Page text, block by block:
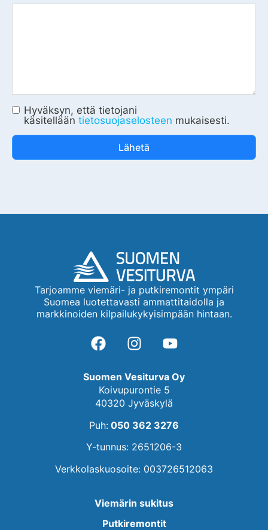
Hyväksyn, että tietojani
käsitellään tietosuojaselosteen mukaisesti.
Lähetä
Tarjoamme viemäri- ja putkiremontit ympäri
Suomea luotettavasti ammattitaidolla ja
markkinoiden kilpailukykyisimpään hintaan.
Suomen Vesiturva Oy
Koivupurontie 5
40320 Jyväskylä
Puh: 050 362 3276
Y-tunnus: 2651206-3
Verkkolaskuosoite: 003726512063
Viemärin sukitus
Putkiremontit